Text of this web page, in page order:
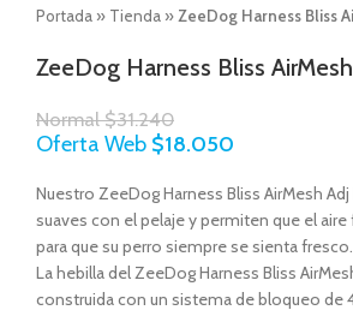
Portada » Tienda »ZeeDog Harness Bliss
ZeeDog Harness Bliss
Normal$31.240
Oferta Web $18.050
Nuestro ZeeDog Harness Bliss AirMesh
suaves con el pelaje y permiten que el aire
para que su perro siempre se sienta fresco.
La hebilla del ZeeDog Harness Bliss
construida con un sistema de bloqueo de